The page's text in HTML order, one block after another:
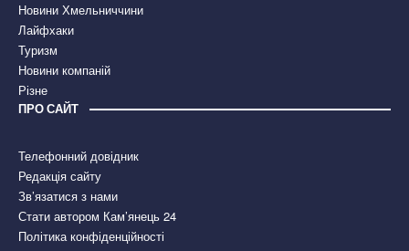
Новини Хмельниччини
Лайфхаки
Туризм
Новини компаній
Різне
ПРО САЙТ
Телефонний довідник
Редакція сайту
Зв’язатися з нами
Стати автором Кам’янець 24
Політика конфіденційності